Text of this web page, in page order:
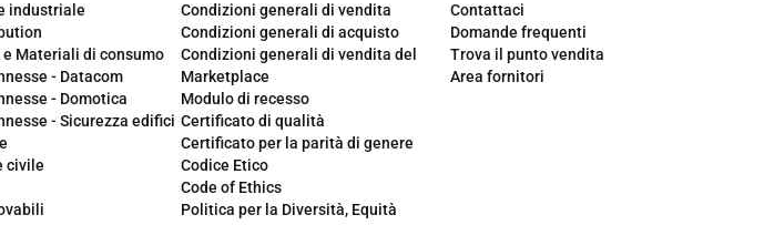
industriale
Materiali di consumo
- Datacom
- Domotica
- Sicurezza edifici
civile
Condizioni generali di vendita
Condizioni generali di acquisto
Condizioni generali di vendita del
Marketplace
Modulo di recesso
Certificato di qualità
Certificato per la parità di genere
Codice Etico
Code of Ethics
Politica per la Diversità, Equità
Contattaci
Domande frequenti
Trova il punto vendita
Area fornitori